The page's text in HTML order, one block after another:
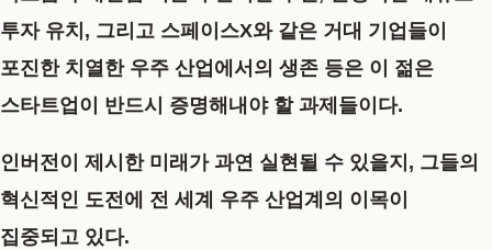
투자 유치, 그리고 스페이스X와 같은 거대 기업들이
포진한 치열한 우주 산업에서의 생존 등은 이 젊은
스타트업이 반드시 증명해내야 할 과제들이다.
인버전이 제시한 미래가 과연 실현될 수 있을지, 그들의
혁신적인 도전에 전 세계 우주 산업계의 이목이
집중되고 있다.